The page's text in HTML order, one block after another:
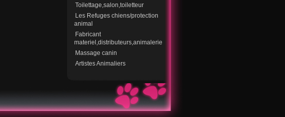
Toilettage,salon,toiletteur
Les Refuges chiens/protection
animal
Fabricant
materiel,distributeurs,animalerie
Massage canin
Artistes Animaliers